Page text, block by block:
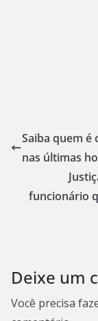
Saiba quem é
nas últimas
funcionário
Deixe um
Você precisa